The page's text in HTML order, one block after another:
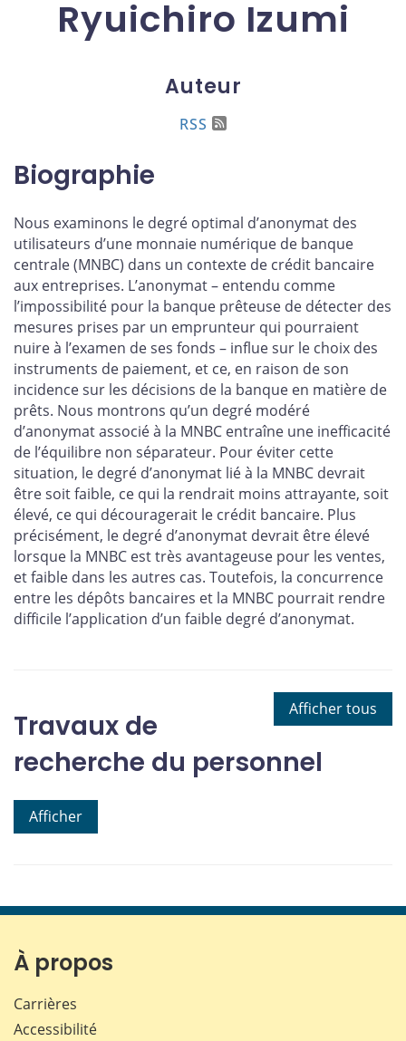
Ryuichiro Izumi
Auteur
RSS
Biographie
Nous examinons le degré optimal d’anonymat des
utilisateurs d’une monnaie numérique de banque
centrale (MNBC) dans un contexte de crédit bancaire
aux entreprises. L’anonymat – entendu comme
l’impossibilité pour la banque prêteuse de détecter des
mesures prises par un emprunteur qui pourraient
nuire à l’examen de ses fonds – influe sur le choix des
instruments de paiement, et ce, en raison de son
incidence sur les décisions de la banque en matière de
prêts. Nous montrons qu’un degré modéré
d’anonymat associé à la MNBC entraîne une inefficacité
de l’équilibre non séparateur. Pour éviter cette
situation, le degré d’anonymat lié à la MNBC devrait
être soit faible, ce qui la rendrait moins attrayante, soit
élevé, ce qui découragerait le crédit bancaire. Plus
précisément, le degré d’anonymat devrait être élevé
lorsque la MNBC est très avantageuse pour les ventes,
et faible dans les autres cas. Toutefois, la concurrence
entre les dépôts bancaires et la MNBC pourrait rendre
difficile l’application d’un faible degré d’anonymat.
Afficher tous
Travaux de
recherche du personnel
Afficher
À propos
Carrières
Accessibilité